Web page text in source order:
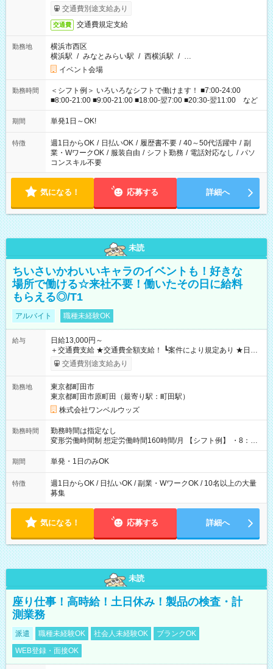
交通費別途支給あり
交通費 交通費規定支給
勤務地
横浜市西区
横浜駅 / みなとみらい駅 / 西横浜駅 / …
イベント会場
勤務時間
＜シフト例＞ いろいろなシフトで働けます！ ■7:00-24:00
■8:00-21:00 ■9:00-21:00 ■18:00-翌7:00 ■20:30-翌11:00 など
期間 単発1日～OK!
特徴 週1日からOK / 日払いOK / 履歴書不要 / 40～50代活躍中 / 副
業・WワークOK / 服装自由 / シフト勤務 / 電話対応なし / パソ
コンスキル不要
気になる！ 応募する 詳細へ
未読
ちいさいかわいいキャラのイベントも！好きな
場所で働ける☆来社不要！働いたその日に給料
もらえる◎/T1
アルバイト 職種未経験OK
給与
日給13,000円～
＋交通費支給 ★交通費全額支給！ ┗案件により規定あり ★日払
いOK！（規定あり） ┗働いたその日に現金GET♪ お仕事後はコ
ンビニATMから 日払い分を引き落とせます！ 【試用期間】試
交通費別途支給あり
勤務地
東京都町田市
東京都町田市原町田（最寄り駅：町田駅）
株式会社ワンベルウッズ
勤務時間
勤務時間は指定なし
変形労働時間制 想定労働時間160時間/月 【シフト例】 ・8：00
～21：00
期間 単発・1日のみOK
特徴
週1日からOK / 日払いOK / 副業・WワークOK / 10名以上の大量
募集
気になる！ 応募する 詳細へ
未読
座り仕事！高時給！土日休み！製品の検査・計
測業務
派遣 職種未経験OK 社会人未経験OK
ブランクOK
WEB登録・面接OK